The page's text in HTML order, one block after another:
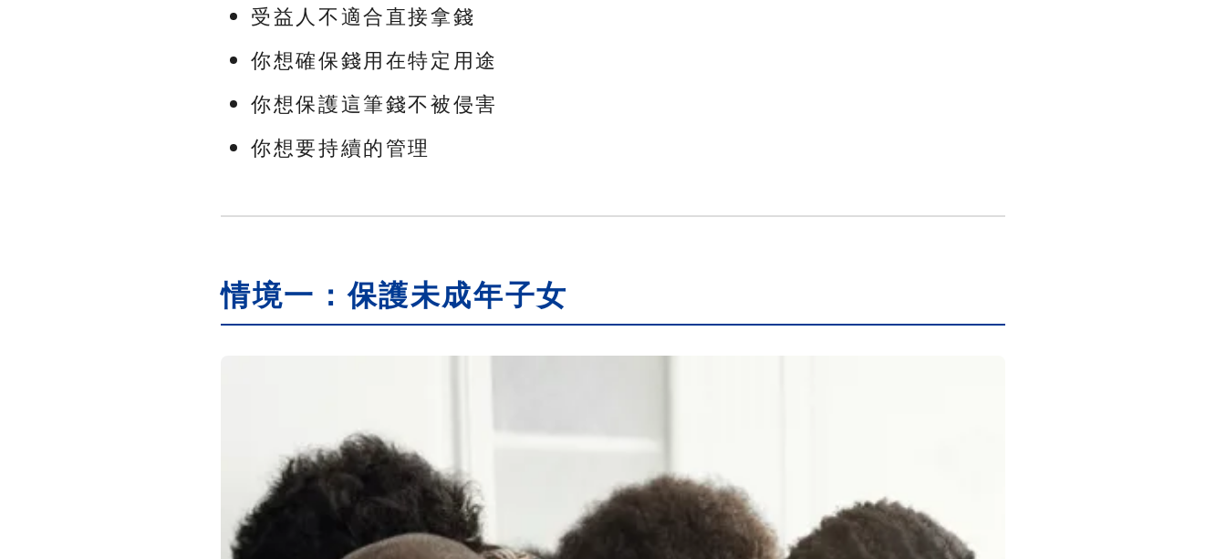
受益人不適合直接拿錢
你想確保錢用在特定用途
你想保護這筆錢不被侵害
你想要持續的管理
情境一：保護未成年子女